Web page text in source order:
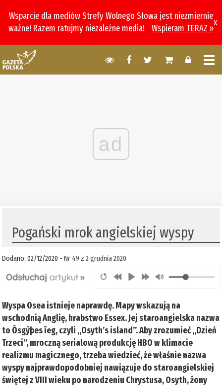
Wsparcie dla mediów Strefy Wolnego Słowa jest niezmiernie
ważne! Razem ratujmy niezależne media!
Wspieram TERAZ »
x
ad
Pogański mrok angielskiej wyspy
Dodano: 02/12/2020 -Nr 49 z 2 grudnia 2020
Wyspa Osea istnieje naprawdę. Mapy wskazują na
wschodnią Anglię, hrabstwo Essex. Jej staroangielska nazwa
to Ōsgȳþes īeg, czyli „Osyth’s island”. Aby zrozumieć „Dzień
Trzeci”, mroczną serialową produkcję HBO w klimacie
realizmu magicznego, trzeba wiedzieć, że właśnie nazwa
wyspy najprawdopodobniej nawiązuje do staroangielskiej
świętej z VIII wieku po narodzeniu Chrystusa, Osyth, żony